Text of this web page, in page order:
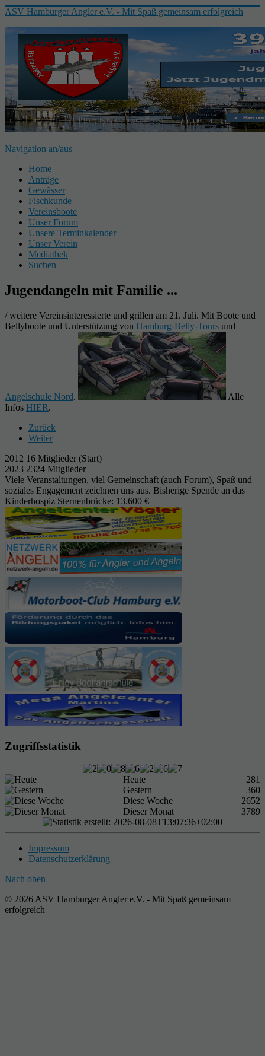
ASV Hamburger Angler e.V. - Mit Spaß gemeinsam erfolgreich
Navigation an/aus
Home
Anträge
Gewässer
Fischkunde
Vereinsboote
Unser Forum
Unsere Terminkalender
Unser Verein
Mediathek
Suchen
Jugendangeln mit Familie ...
/ weitere Vereinsinteressierte und grillen am 21. Juli. Mit Boote und
Bellyboote und Unterstützung von Hamburg-Belly-Tours und
Angelschule Nord.
Alle
Infos HIER.
Zurück
Weiter
2012 16 Mitglieder (Start)
2023 2324 Mitglieder
Viele Veranstaltungen, viel Gemeinschaft (auch Forum), Spaß und
soziales Engagement zeichnen uns aus. Bisherige Spende an das
Kinderhospiz Sternenbrücke: 13.600 €
Zugriffsstatistik
Heute
281
Gestern
360
Diese Woche
2652
Dieser Monat
3789
Impressum
Datenschutzerklärung
Nach oben
© 2026 ASV Hamburger Angler e.V. - Mit Spaß gemeinsam
erfolgreich